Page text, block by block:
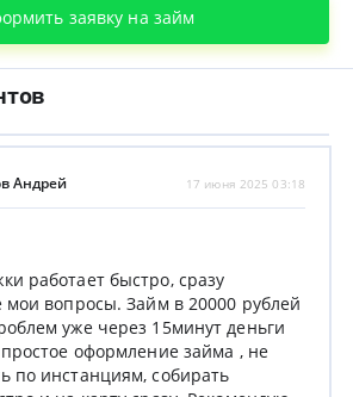
заявку на займ
Андрей 17 июня 2025 03:18
работает быстро, сразу
мои вопросы. Займ в 20000 рублей
уже через 15минут деньги
оформление займа , не
по инстанциям, собирать